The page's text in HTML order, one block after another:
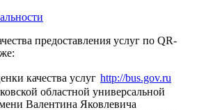
предоставления услуг по QR-
http://bus.gov.ru
областной универсальной
Валентина Яковлевича